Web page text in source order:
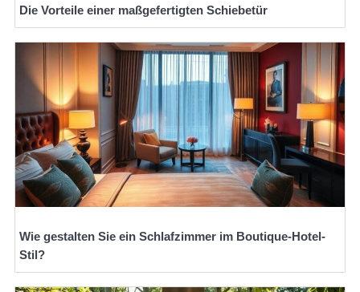
Die Vorteile einer maßgefertigten Schiebetür
Wie gestalten Sie ein Schlafzimmer im Boutique-Hotel-
Stil?